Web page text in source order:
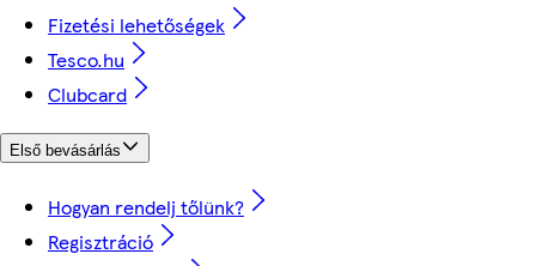
Fizetési lehetőségek
Tesco.hu
Clubcard
Első bevásárlás
Hogyan rendelj tőlünk?
Regisztráció